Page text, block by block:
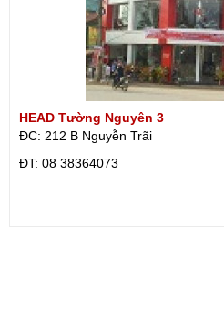
HEAD Tường Nguyên 3
ĐC: 212 B Nguyễn Trãi
ÐT: 08 38364073